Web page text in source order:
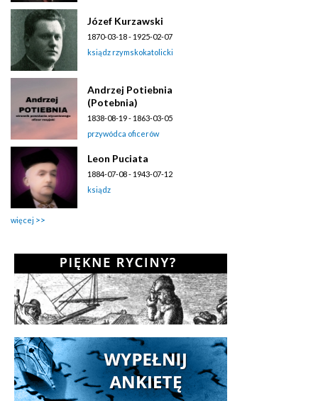
Józef Kurzawski
1870-03-18 - 1925-02-07
ksiądz rzymskokatolicki
Andrzej Potiebnia
(Potebnia)
1838-08-19 - 1863-03-05
przywódca oficerów
Leon Puciata
1884-07-08 - 1943-07-12
ksiądz
więcej